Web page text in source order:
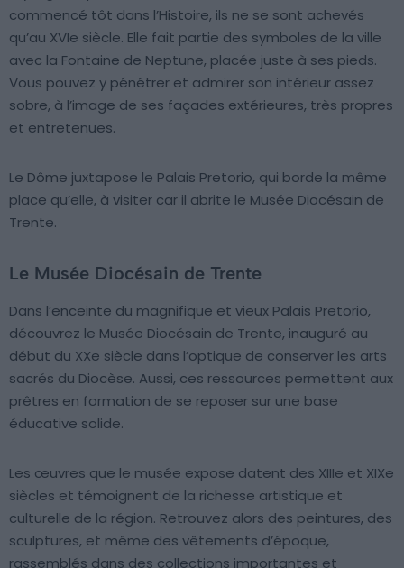
commencé tôt dans l’Histoire, ils ne se sont achevés
qu’au XVIe siècle. Elle fait partie des symboles de la ville
avec la Fontaine de Neptune, placée juste à ses pieds.
Vous pouvez y pénétrer et admirer son intérieur assez
sobre, à l’image de ses façades extérieures, très propres
et entretenues.
Le Dôme juxtapose le Palais Pretorio, qui borde la même
place qu’elle, à visiter car il abrite le Musée Diocésain de
Trente.
Le Musée Diocésain de Trente
Dans l’enceinte du magnifique et vieux Palais Pretorio,
découvrez le Musée Diocésain de Trente, inauguré au
début du XXe siècle dans l’optique de conserver les arts
sacrés du Diocèse. Aussi, ces ressources permettent aux
prêtres en formation de se reposer sur une base
éducative solide.
Les œuvres que le musée expose datent des XIIIe et XIXe
siècles et témoignent de la richesse artistique et
culturelle de la région. Retrouvez alors des peintures, des
sculptures, et même des vêtements d’époque,
rassemblés dans des collections importantes et